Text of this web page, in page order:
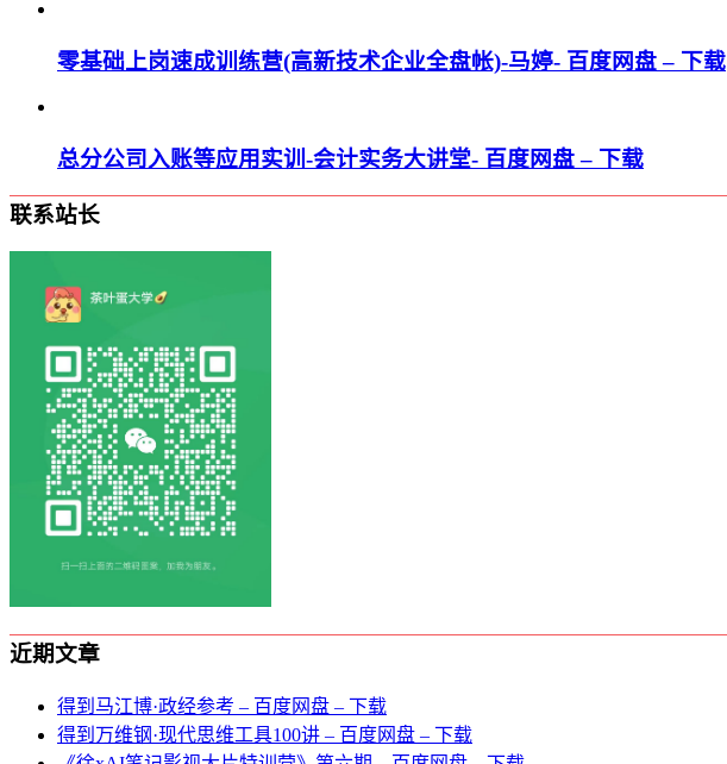
零基础上岗速成训练营(高新技术企业全盘帐)-马婷- 百度网盘 – 下载
总分公司入账等应用实训-会计实务大讲堂- 百度网盘 – 下载
联系站长
近期文章
得到马江博·政经参考 – 百度网盘 – 下载
得到万维钢·现代思维⼯具100讲 – 百度网盘 – 下载